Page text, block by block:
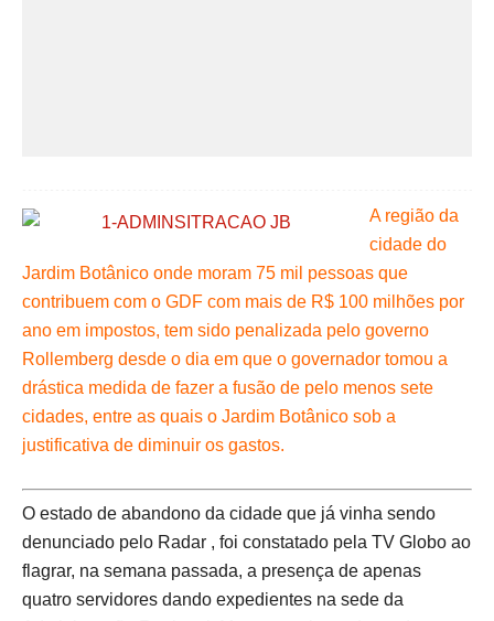
A região da
cidade do
Jardim Botânico onde moram 75 mil pessoas que
contribuem com o GDF com mais de R$ 100 milhões por
ano em impostos, tem sido penalizada pelo governo
Rollemberg desde o dia em que o governador tomou a
drástica medida de fazer a fusão de pelo menos sete
cidades, entre as quais o Jardim Botânico sob a
justificativa de diminuir os gastos.
O estado de abandono da cidade que já vinha sendo
denunciado pelo Radar , foi constatado pela TV Globo ao
flagrar, na semana passada, a presença de apenas
quatro servidores dando expedientes na sede da